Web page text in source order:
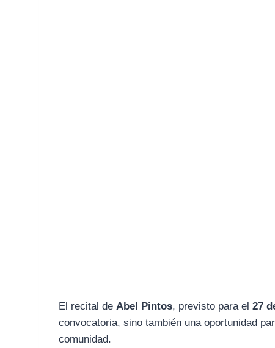
El recital deAbel Pintos, previsto para el27
convocatoria, sino también una oportunidad
comunidad.